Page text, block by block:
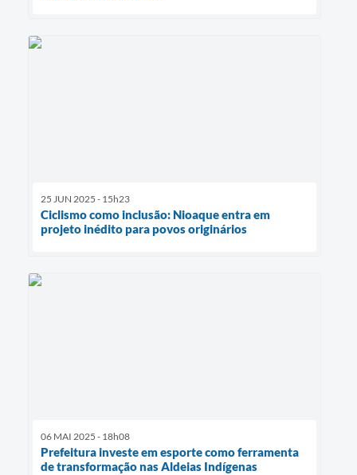
25 JUN 2025 - 15h23
Ciclismo como inclusão: Nioaque entra em
projeto inédito para povos originários
06 MAI 2025 - 18h08
Prefeitura investe em esporte como ferramenta
de transformação nas Aldeias Indígenas